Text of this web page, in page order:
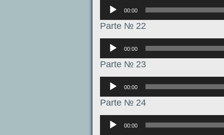
Аудиоплеер
00:00
Parte № 22
Аудиоплеер
00:00
Parte № 23
Аудиоплеер
00:00
Parte № 24
Аудиоплеер
00:00